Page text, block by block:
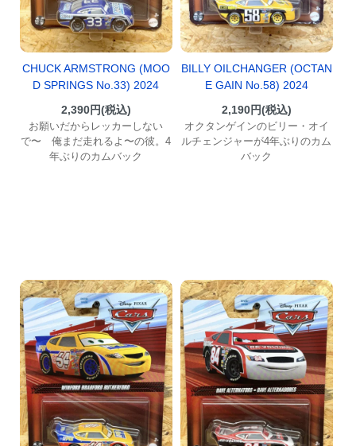
CHUCK ARMSTRONG (MOO
D SPRINGS No.33) 2024
2,390円(税込)
お願いだからレッカーしない
で〜 俺まだ走れるよ〜の彼。4
年ぶりのカムバック
BILLY OILCHANGER (OCTAN
E GAIN No.58) 2024
2,190円(税込)
オクタンゲインのビリー・オイ
ルチェンジャーが4年ぶりのカム
バック